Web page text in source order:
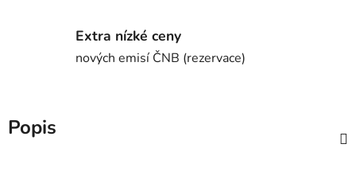
Extra nízké ceny
nových emisí ČNB (rezervace)
Popis